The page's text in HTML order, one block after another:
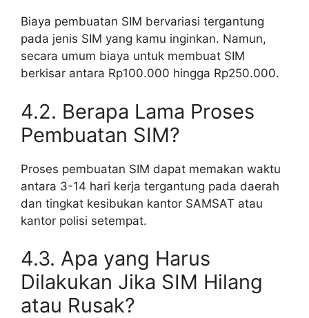
Biaya pembuatan SIM bervariasi tergantung
pada jenis SIM yang kamu inginkan. Namun,
secara umum biaya untuk membuat SIM
berkisar antara Rp100.000 hingga Rp250.000.
4.2. Berapa Lama Proses
Pembuatan SIM?
Proses pembuatan SIM dapat memakan waktu
antara 3-14 hari kerja tergantung pada daerah
dan tingkat kesibukan kantor SAMSAT atau
kantor polisi setempat.
4.3. Apa yang Harus
Dilakukan Jika SIM Hilang
atau Rusak?